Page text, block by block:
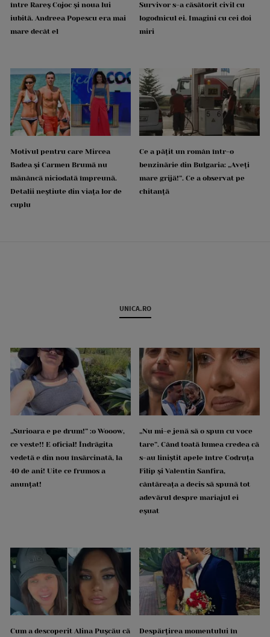
între Rareș Cojoc și noua lui
iubită. Andreea Popescu era mai
mare decât el
Survivor s-a căsătorit civil cu
logodnicul ei. Imagini cu cei doi
miri
Motivul pentru care Mircea
Badea și Carmen Brumă nu
mănâncă niciodată împreună.
Detalii neștiute din viața lor de
cuplu
Ce a pățit un român într-o
benzinărie din Bulgaria: „Aveți
mare grijă!”. Ce a observat pe
chitanță
UNICA.RO
„Surioara e pe drum!” :o Wooow,
ce veste!! E oficial! Îndrăgita
vedetă e din nou însărcinată, la
40 de ani! Uite ce frumos a
anunțat!
„Nu mi-e jenă să o spun cu voce
tare”. Când toată lumea credea că
s-au liniștit apele între Codruța
Filip și Valentin Sanfira,
cântăreața a decis să spună tot
adevărul despre mariajul ei
eșuat
Cum a descoperit Alina Pușcău că Despărțirea momentului în